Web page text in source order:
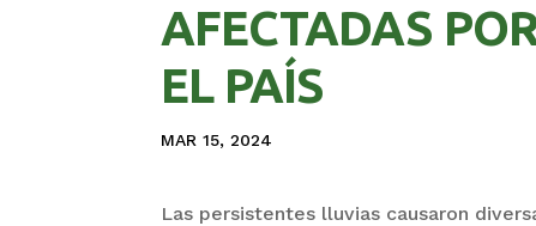
AFECTADAS
EL PAÍS
MAR 15, 2024
Las persistentes lluvias causaron